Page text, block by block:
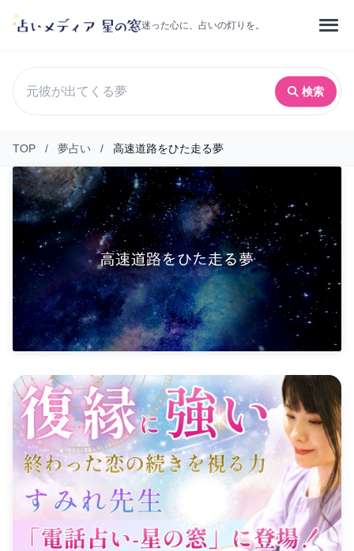
迷った心に、占いの灯りを。
検索
TOP / 夢占い / 高速道路をひた走る夢